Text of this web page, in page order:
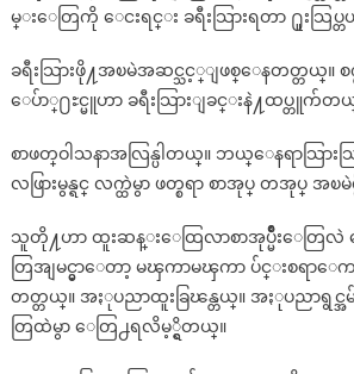
မ္းေတြကို ေငးရင္း ခရီးသြားရတာ ႐ူးသြပ္တ
ခရီးသြားဖို႔အၿမဲအဆင္သင့္ျဖစ္ေနတတ္တယ္။ စက္
ေပ်ာ္႐ႊင္မူဟာ ခရီးသြားျခင္းနဲ႔ထပ္တူက်တ
စာဖတ္ဝါသနာအလြန္ပါတယ္။ ဘယ္ေနရာသြားသြ
လဖြားမွန္ရင္ လက္ထဲမွာ ဖတ္စရာ စာအုပ္ တအုပ္ အ
သူတို႔ဟာ ထူးဆန္းေထြလာစာအုပ္မ်ိဳးေတြလဲ
တြအျမင္မွာေတာ့ မၾကာမၾကာ ပ်င္းစရာေ
တတ္တယ္။ အႏုပညာထူးခြၽန္တယ္။ အႏုပညာရွင္အမ်
တြထဲမွာ ေတြ႕ရလိမ့္ရွိတယ္။